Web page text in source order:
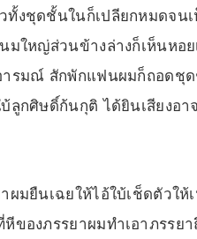
งชุดชั้นในก็เปลียกหมดจน
มใหญ่ส่วนข้างล่างก็เห็นห
รมณ์ สักพักแฟนผมก็ถอดชุ
ลูกศิษดิ์ก้นกุติ ได้ยินเสียงอ
ผมยืนเฉยให้ไอ้ใบ้เช็ดตัว
ของภรรยาผมทำเอาภรร